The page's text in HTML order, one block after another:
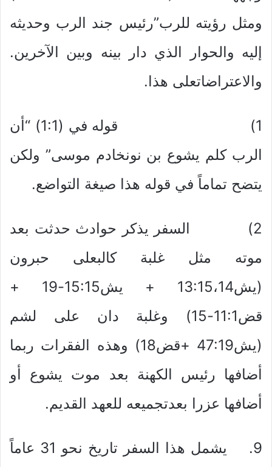
ومثل رؤيته للرب”رئيس جند الرب وحديثه
إليه والحوار الذي دار بينه وبين الآخرين.
والاعتراضاتعلى هذا.
1) قوله في (1:1) “أن
الرب كلم يشوع بن نونخادم موسى” ولكن
يتضح تماماً في قوله هذا صيغة التواضع.
2) السفر يذكر حوادث حدثت بعد
موته مثل غلبة كالبعلى حبرون
(يش13:15،14 + يش15:15-19 +
قض11:1-15) وغلبة دان على لشم
(يش47:19 +قض18) وهذه الفقرات ربما
أضافها رئيس الكهنة بعد موت يشوع أو
أضافها عزرا بعدتجميعه للعهد القديم.
9. يشمل هذا السفر تاريخ نحو 31 عاماً